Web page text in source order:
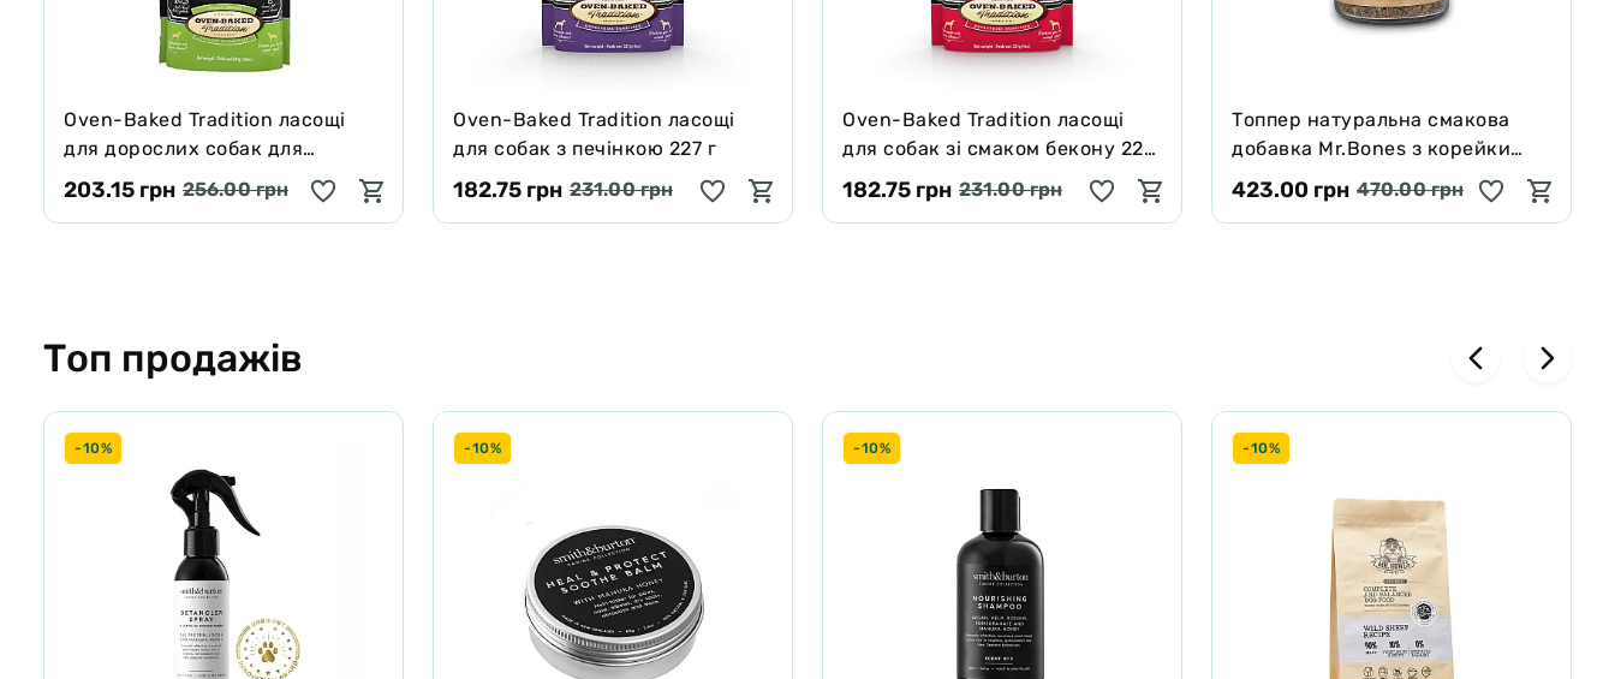
Oven-Baked Tradition ласощі
для дорослих собак для
захисту зубів та ясен 284 г
203.15 грн 256.00 грн
Oven-Baked Tradition ласощі
для собак з печінкою 227 г
182.75 грн 231.00 грн
Oven-Baked Tradition ласощі
для собак зі смаком бекону 227
г
182.75 грн 231.00 грн
Tоппер натуральна смакова
добавка Mr.Bones з корейки
оленя для собак і котів 100 г
423.00 грн 470.00 грн
Топ продажів
-10% -10% -10% -10%